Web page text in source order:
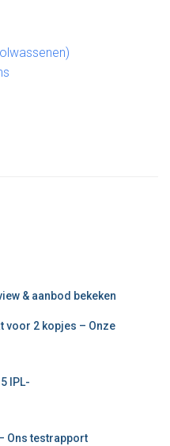
& aanbod bekeken
voor 2 kopjes – Onze
IPL-
Ons testrapport